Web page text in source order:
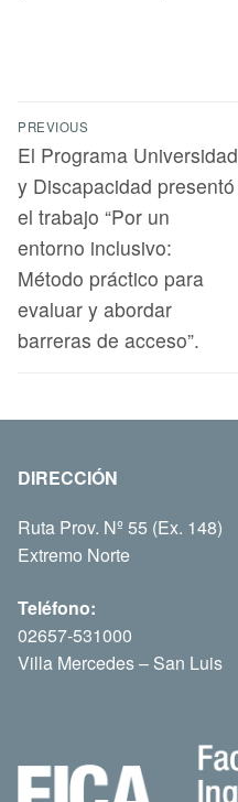
PREVIOUS
El Programa Universidad
y Discapacidad presentó
el trabajo “Por un
entorno inclusivo:
Método práctico para
evaluar y abordar
barreras de acceso”.
DIRECCIÓN
Ruta Prov. Nº 55 (Ex. 148)
Extremo Norte
Teléfono:
02657-531000
Villa Mercedes – San Luis